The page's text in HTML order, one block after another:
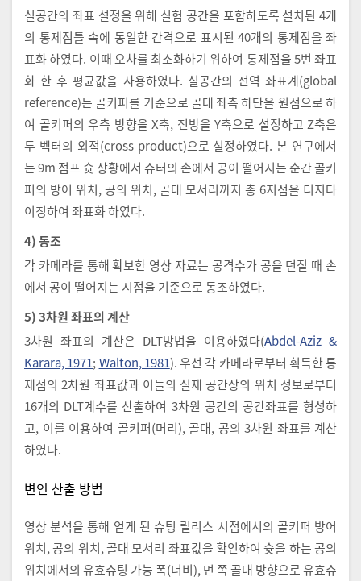
실공간의 좌표 설정을 위해 실험 공간을 포함하도록 설치된 4개
의 통제점틀 속에 동일한 간격으로 표시된 40개의 통제점을 좌
표화 하였다. 이때 오차를 최소화하기 위하여 통제점을 5번 좌표
화 한 후 평균값을 사용하였다. 실공간의 전역 좌표계(global
reference)는 골키퍼를 기준으로 골대 좌측 하단을 원점으로 하
여 골키퍼의 우측 방향을 X축, 전방을 Y축으로 설정하고 Z축은
두 벡터의 외적(cross product)으로 설정하였다. 본 연구에서
는 9m 점프 슛 상황에서 슈터의 손에서 공이 떨어지는 순간 골키
퍼의 방어 위치, 공의 위치, 골대 모서리까지 총 6지점을 디지타
이징하여 좌표화 하였다.
4) 동조
각 카메라를 통해 확보한 영상 자료는 공격수가 공을 던질 때 손
에서 공이 떨어지는 시점을 기준으로 동조하였다.
5) 3차원 좌표의 계산
3차원 좌표의 계산은 DLT방법을 이용하였다(Abdel-Aziz &
Karara, 1971; Walton, 1981). 우선 각 카메라로부터 획득한 통
제점의 2차원 좌표값과 이들의 실제 공간상의 위치 정보로부터
16개의 DLT계수를 산출하여 3차원 공간의 공간좌표를 형성하
고, 이를 이용하여 골키퍼(머리), 골대, 공의 3차원 좌표를 계산
하였다.
변인 산출 방법
영상 분석을 통해 얻게 된 슈팅 릴리스 시점에서의 골키퍼 방어
위치, 공의 위치, 골대 모서리 좌표값을 확인하여 슛을 하는 공의
위치에서의 유효슈팅 가능 폭(너비), 먼 쪽 골대 방향으로 유효슈